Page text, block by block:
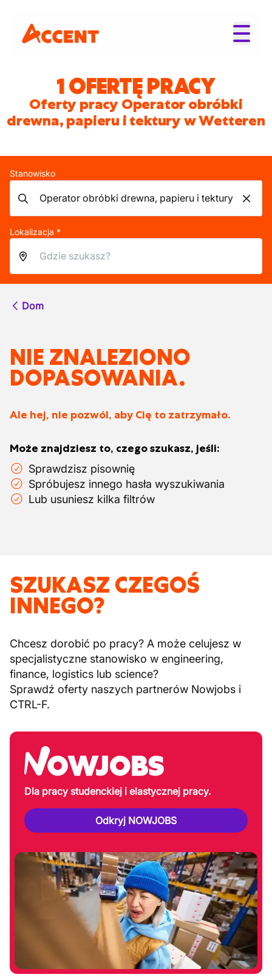
1 OFERTĘ PRACY
Oferty pracy Operator obróbki
drewna, papieru i tektury w Wetteren
Stanowisko
Lokalizacja *
Dom
NIE ZNALEZIONO
DOPASOWANIA.
Ale hej, nie pozwól, aby Cię to zatrzymało.
Może znajdziesz to, czego szukasz, jeśli:
Sprawdzisz pisownię
Spróbujesz innego hasła wyszukiwania
Lub usuniesz kilka filtrów
SZUKASZ CZEGOŚ
INNEGO?
Chcesz dorobić po pracy? A może celujesz w
specjalistyczne stanowisko w engineering,
finance, logistics lub science?
Sprawdź oferty naszych partnerów Nowjobs i
CTRL-F.
Dla pracy studenckiej i elastycznej pracy.
Odkryj NOWJOBS